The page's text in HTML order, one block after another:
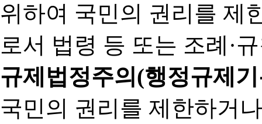
위하여 국민의 권리를 제
로서 법령 등 또는 조례·
규제법정주의(행정규제
국민의 권리를 제한하거